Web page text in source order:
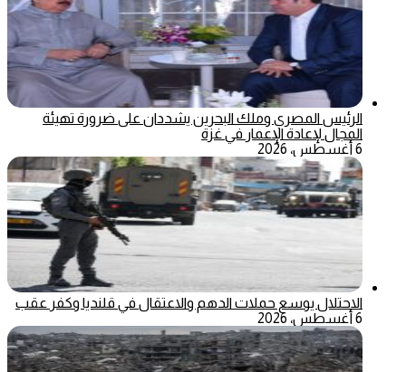
الرئيس المصري وملك البحرين يشددان على ضرورة تهيئة
المجال لإعادة الإعمار في غزة
6 أغسطس، 2026
الاحتلال يوسع حملات الدهم والاعتقال في قلنديا وكفر عقب
6 أغسطس، 2026